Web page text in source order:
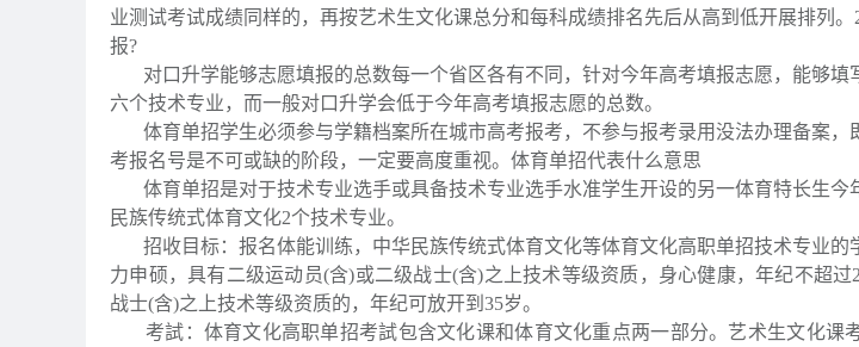
业测试考试成绩同样的，再按艺术生文化课总分和每科成绩排名先后从高到低开展排列
报?
对口升学能够志愿填报的总数每一个省区各有不同，针对今年高考填报志愿，能够填
六个技术专业，而一般对口升学会低于今年高考填报志愿的总数。
体育单招学生必须参与学籍档案所在城市高考报考，不参与报考录用没法办理备案，
考报名号是不可或缺的阶段，一定要高度重视。体育单招代表什么意思
体育单招是对于技术专业选手或具备技术专业选手水准学生开设的另一体育特长生今
民族传统式体育文化2个技术专业。
招收目标：报名体能训练，中华民族传统式体育文化等体育文化高职单招技术专业的
力申硕，具有二级运动员(含)或二级战士(含)之上技术等级资质，身心健康，年纪不超
战士(含)之上技术等级资质的，年纪可放开到35岁。
考試：体育文化高职单招考試包含文化课和体育文化重点两一部分。艺术生文化课